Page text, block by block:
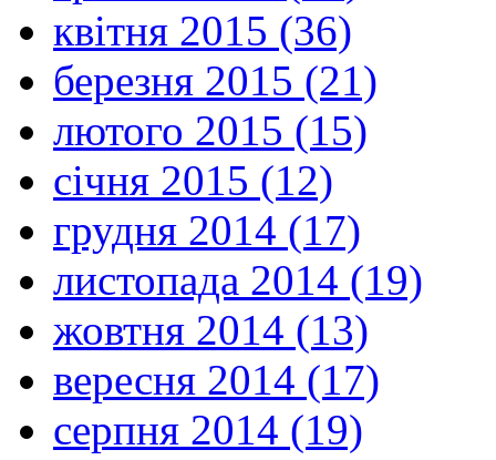
квітня 2015 (36)
березня 2015 (21)
лютого 2015 (15)
січня 2015 (12)
грудня 2014 (17)
листопада 2014 (19)
жовтня 2014 (13)
вересня 2014 (17)
серпня 2014 (19)